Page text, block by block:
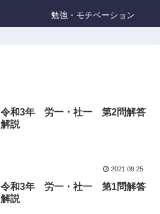
勉強・モチベーション
令和3年 労一・社一 第2問解答
解説
2021.09.25
令和3年 労一・社一 第1問解答
解説